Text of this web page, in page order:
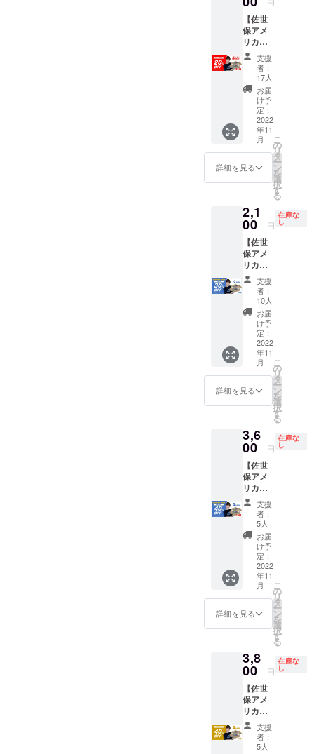
らせし
ます。
数週間
にわた
り、月
曜日か
ら金曜
日の午
後の限
定時間
と土曜
日の限
定時間
中で
す。店
おりま
せん）
茶ホワ
イト
チョコ
（2個）
クール
宅急便
（冷凍
タイ
プ）で
お送り
いたし
ます。
【佐世
保アメ
リカン
ベーグ
ル】20
個 プ
レーン
個）・
チーズ
個）・
トマト
（4
個）・
ココア
個）・
八女抹
茶ホワ
イト
チョコ
（4個）
クール
宅急便
（冷凍
タイ
プ）で
お送り
いたし
ます。
送料は
10個分
の送料
支援
者：
17人
お届
け予
定：
2022
年11
月
詳細を見る
こ
の
リ
タ
ー
ン
を
選
択
す
る
2,1
00 円
在庫な
し
【佐世
保アメ
リカン
ベーグ
ル】10
個 プ
レーン
個）・
チーズ
個）・
トマト
（2
個）・
ココア
個）・
八女抹
茶ホワ
イト
チョコ
（2個）
HAPPY
TRAILS
COFFE
E（佐世
保市日
野町
1828-
49）の
店頭で
ピック
アップ
す。
ピック
アップ
予定期
間：
2022年
11月下
旬～
（ピッ
支援
者：
10人
お届
け予
定：
2022
年11
月
詳細を見る
こ
の
リ
タ
ー
ン
を
選
択
す
る
3,6
00 円
在庫な
し
【佐世
保アメ
リカン
ベーグ
ル】20
個 プ
レーン
個）・
チーズ
個）・
トマト
（4
個）・
ココア
個）・
八女抹
茶ホワ
イト
チョコ
（4個）
HAPPY
TRAILS
COFFE
支援
者：
5人
お届
け予
定：
2022
年11
月
詳細を見る
こ
の
リ
タ
ー
ン
を
選
択
す
る
3,8
00 円
在庫な
し
【佐世
保アメ
リカン
ベーグ
ル】10
支援
者：
5人